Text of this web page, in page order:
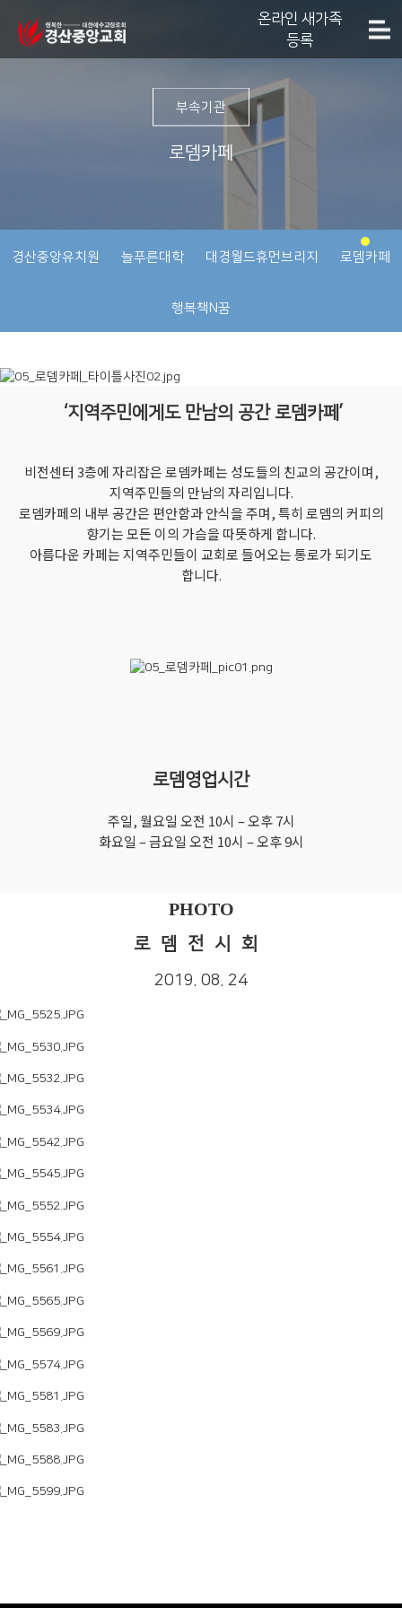
온라인 새가족
등록
부속기관
로뎀카페
경산중앙유치원 늘푸른대학 대경월드휴먼브리지 로뎀카페
행복책N꿈
‘지역주민에게도 만남의 공간 로뎀카페’
비전센터 3층에 자리잡은 로뎀카페는 성도들의 친교의 공간이며,
지역주민들의 만남의 자리입니다.
로뎀카페의 내부 공간은 편안함과 안식을 주며, 특히 로뎀의 커피의
향기는 모든 이의 가슴을 따뜻하게 합니다.
아름다운 카페는 지역주민들이 교회로 들어오는 통로가 되기도
합니다.
로뎀영업시간
주일, 월요일 오전 10시 – 오후 7시
화요일 – 금요일 오전 10시 – 오후 9시
PHOTO
로뎀전시회
2019. 08. 24